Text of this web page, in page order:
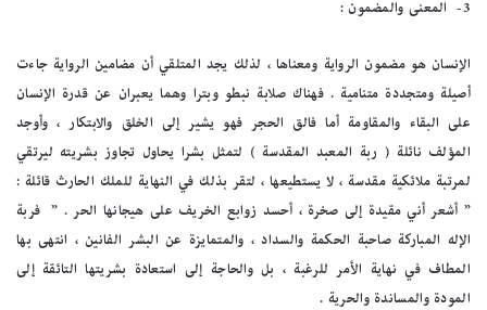
3- المعنى والمضمون :
الإنسان هو مضمون الرواية ومعناها ، لذلك يجد المتلقي أن مضامين الرواية جاءت
أصيلة ومتجددة متنامية . فهناك صلابة نبطو وبترا وهما يعبران عن قدرة الإنسان
على البقاء والمقاومة أما فالق الحجر فهو يشير إلى الخلق والابتكار ، وأوجد
المؤلف نائلة ( ربة المعبد المقدسة ) لتمثل بشرا يحاول تجاوز بشريته ليرتقي
لمرتبة ملائكية مقدسة ، لا يستطيعها ، لتقر بذلك في النهاية للملك الحارث قائلة :
” أشعر أني مقيدة إلى صخرة ، أحسد زوابع الخريف على هيجانها الحر . ” فربة
الإله المباركة صاحبة الحكمة والسداد ، والمتمايزة عن البشر الفانين ، انتهى بها
المطاف في نهاية الأمر للرغبة ، بل والحاجة إلى استعادة بشريتها التائقة إلى
المودة والمساندة والحرية .